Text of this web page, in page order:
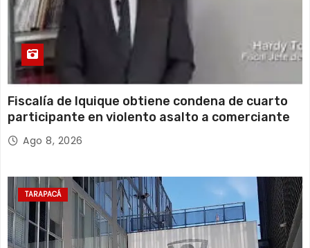
Fiscalía de Iquique obtiene condena de cuarto
participante en violento asalto a comerciante
Ago 8, 2026
TARAPACÁ